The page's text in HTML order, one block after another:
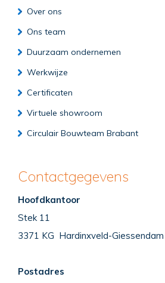
Over ons
Ons team
Duurzaam ondernemen
Werkwijze
Certificaten
Virtuele showroom
Circulair Bouwteam Brabant
Contactgegevens
Hoofdkantoor
Stek 11
3371 KG Hardinxveld-Giessendam
Postadres